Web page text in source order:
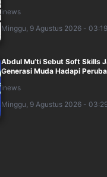
inews
Minggu, 9 Agustus 2026 - 03:19
Abdul Mu’ti Sebut Soft Skills
Generasi Muda Hadapi
inews
Minggu, 9 Agustus 2026 -